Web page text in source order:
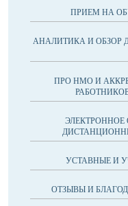
ПРИЕМ НА
АНАЛИТИКА И ОБЗОР
ПРО НМО И
УСТАВНЫЕ И
ОТЗЫВЫ И